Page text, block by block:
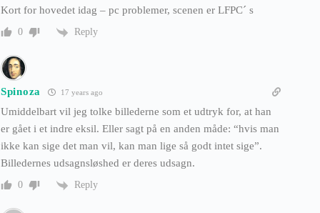
Kort for hovedet idag – pc problemer, scenen er LFPC´ s
0 Reply
Spinoza 17 years ago
Umiddelbart vil jeg tolke billederne som et udtryk for, at han
er gået i et indre eksil. Eller sagt på en anden måde: “hvis man
ikke kan sige det man vil, kan man lige så godt intet sige”.
Billedernes udsagnsløshed er deres udsagn.
0 Reply